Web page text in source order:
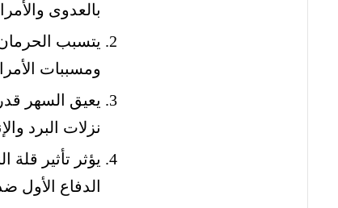
بالعدوى
يتسبب الحرمان
ومسببات
يعيق السهر
نزلات البرد
يؤثر تأثير قلة
الدفاع الأول